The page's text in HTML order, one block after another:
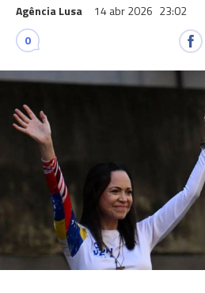
Agência Lusa 14 abr 2026 23:02
0